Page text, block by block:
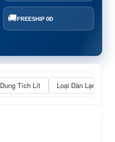
🚚FREESHIP 0Đ
Dung Tích Lít Loại Dàn Lạnh